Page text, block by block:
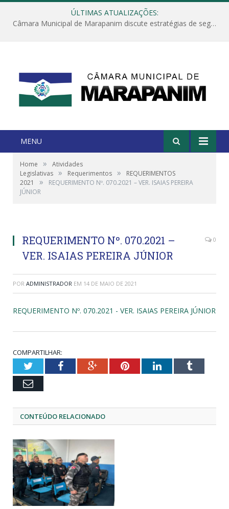
ÚLTIMAS ATUALIZAÇÕES:
Câmara Municipal de Marapanim discute estratégias de segurança com autoridades e poder executivo
MENU
Home »
Atividades
Legislativas » Requerimentos »
REQUERIMENTOS
2021
»
REQUERIMENTO Nº. 070.2021 – VER. ISAIAS PEREIRA
JÚNIOR
REQUERIMENTO Nº. 070.2021 –
VER. ISAIAS PEREIRA JÚNIOR
0
POR ADMINISTRADOR EM 14 DE MAIO DE 2021
REQUERIMENTO Nº. 070.2021 - VER. ISAIAS PEREIRA JÚNIOR
COMPARTILHAR:
TwitterFacebookGoogle+PinterestLinkedInTumblr
Email
CONTEÚDO RELACIONADO